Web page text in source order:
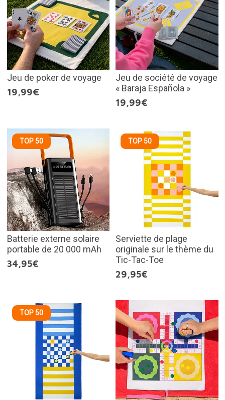
Jeu de poker de voyage
19,99€
Jeu de société de voyage
« Baraja Española »
19,99€
TOP 50
Batterie externe solaire
portable de 20 000 mAh
34,95€
TOP 50
Serviette de plage
originale sur le thème du
Tic-Tac-Toe
29,95€
TOP 50